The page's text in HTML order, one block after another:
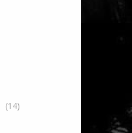
(14)